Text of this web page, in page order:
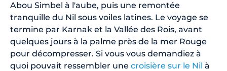
Abou Simbel à l'aube, puis une remontée
tranquille du Nil sous voiles latines. Le voyage se
termine par Karnak et la Vallée des Rois, avant
quelques jours à la palme près de la mer Rouge
pour décompresser. Si vous vous demandiez à
quoi pouvait ressembler une croisière sur le Nil à